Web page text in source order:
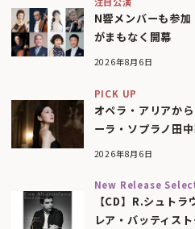
N響メンバーも参
がまもなく開幕
2026年8月6日
PICK UP
オペラ・アリアか
ーラ・ソプラノ田
2026年8月6日
New Release
【CD】R.シュト
レア・バッティス